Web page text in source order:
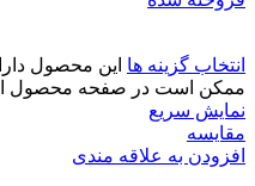
انتخاب گزینه ها این محصول
ممکن است در صفحه محصول
نمایش سریع
مقايسه
افزودن به علاقه مندی